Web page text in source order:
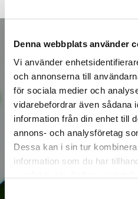
Denna webbplats använder
Vi använder
och annonserna till
för sociala medier och
vidarebefordrar även sådana
information från din enhet till
annons- och analysföretag
Dessa kan i sin tur
information som du har
Fyll i kontaktformuläret så